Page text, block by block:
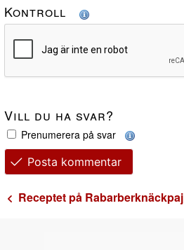
Kontroll
Vill du ha svar?
Prenumerera på svar
Posta kommentar
Receptet på Rabarberknäckpaj